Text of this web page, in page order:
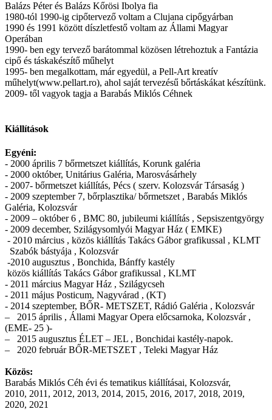
Balázs Péter és Balázs Kőrösi Ibolya fia
1980-tól 1990-ig cipőtervező voltam a Clujana cipőgyárban
1990 és 1991 között díszletfestő voltam az Állami Magyar
Operában
1990- ben egy tervező barátommal közösen létrehoztuk a Fantázia
cipő és táskakészítő műhelyt
1995- ben megalkottam, már egyedül, a Pell-Art kreatív
műhelyt(www.pellart.ro), ahol saját tervezésű bőrtáskákat készítünk.
2009- től vagyok tagja a Barabás Miklós Céhnek
Kiállítások
Egyéni:
- 2000 április 7 bőrmetszet kiállítás, Korunk galéria
- 2000 október, Unitárius Galéria, Marosvásárhely
- 2007- bőrmetszet kiállítás, Pécs ( szerv. Kolozsvár Társaság )
- 2009 szeptember 7, bőrplasztika/ bőrmetszet , Barabás Miklós
Galéria, Kolozsvár
- 2009 – október 6 , BMC 80, jubileumi kiállítás , Sepsiszentgyörgy
- 2009 december, Szilágysomlyói Magyar Ház ( EMKE)
- 2010 március , közös kiállítás Takács Gábor grafikussal , KLMT
Szabók bástyája , Kolozsvár
-2010 augusztus , Bonchida, Bánffy kastély
közös kiállítás Takács Gábor grafikussal , KLMT
- 2011 március Magyar Ház , Szilágycseh
- 2011 május Posticum, Nagyvárad , (KT)
- 2014 szeptember, BŐR- METSZET, Rádió Galéria , Kolozsvár
– 2015 április , Állami Magyar Opera előcsarnoka, Kolozsvár ,
(EME- 25 )-
– 2015 augusztus ÉLET – JEL , Bonchidai kastély-napok.
– 2020 február BŐR-METSZET , Teleki Magyar Ház
Közös:
Barabás Miklós Céh évi és tematikus kiállításai, Kolozsvár,
2010, 2011, 2012, 2013, 2014, 2015, 2016, 2017, 2018, 2019,
2020, 2021